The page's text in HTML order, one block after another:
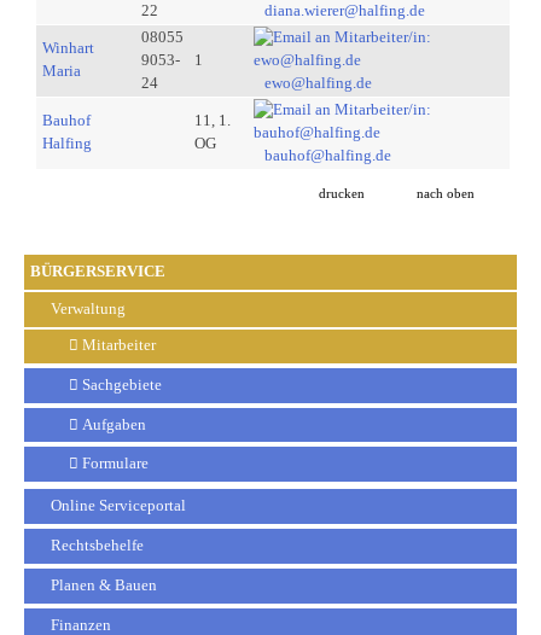
BÜRGERSERVICE
Verwaltung
Mitarbeiter
Sachgebiete
Aufgaben
Formulare
Online Serviceportal
Rechtsbehelfe
Planen & Bauen
Finanzen
22
diana.wierer@halfing.de
Winhart
Maria
08055
9053-
24
1
ewo@halfing.de
Bauhof
Halfing
11, 1.
OG
bauhof@halfing.de
drucken nach oben